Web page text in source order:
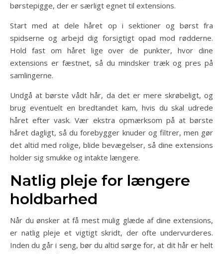
børstepigge, der er særligt egnet til extensions.
Start med at dele håret op i sektioner og børst fra
spidserne og arbejd dig forsigtigt opad mod rødderne.
Hold fast om håret lige over de punkter, hvor dine
extensions er fæstnet, så du mindsker træk og pres på
samlingerne.
Undgå at børste vådt hår, da det er mere skrøbeligt, og
brug eventuelt en bredtandet kam, hvis du skal udrede
håret efter vask. Vær ekstra opmærksom på at børste
håret dagligt, så du forebygger knuder og filtrer, men gør
det altid med rolige, blide bevægelser, så dine extensions
holder sig smukke og intakte længere.
Natlig pleje for længere
holdbarhed
Når du ønsker at få mest mulig glæde af dine extensions,
er natlig pleje et vigtigt skridt, der ofte undervurderes.
Inden du går i seng, bør du altid sørge for, at dit hår er helt